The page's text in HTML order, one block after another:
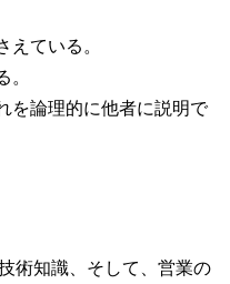
ている。
を論理的に他者に説明で
術知識、そして、営業の